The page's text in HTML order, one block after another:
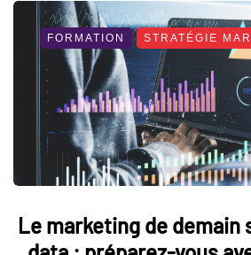
FORMATION STRATÉGIE
Le marketing de demain